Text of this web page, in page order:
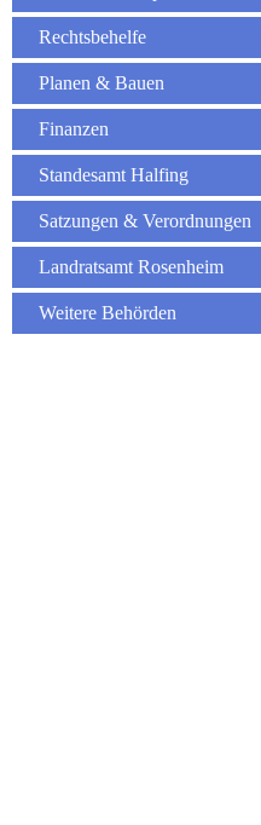
Rechtsbehelfe
Planen & Bauen
Finanzen
Standesamt Halfing
Satzungen & Verordnungen
Landratsamt Rosenheim
Weitere Behörden